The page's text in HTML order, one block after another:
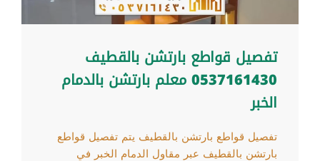
تفصيل قواطع بارتشن بالقطيف
0537161430 معلم بارتشن بالدمام
الخبر
تفصيل قواطع بارتشن بالقطيف يتم تفصيل قواطع
بارتشن بالقطيف عبر مقاول الدمام الخبر في